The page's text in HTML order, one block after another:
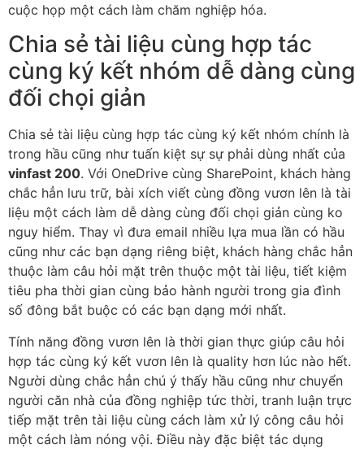
cuộc họp một cách làm chăm nghiệp hóa.
Chia sẻ tài liệu cùng hợp tác
cùng ký kết nhóm dễ dàng cùng
đối chọi giản
Chia sẻ tài liệu cùng hợp tác cùng ký kết nhóm chính là
trong hầu cũng như tuấn kiệt sự sự phải dùng nhất của
vinfast 200. Với OneDrive cùng SharePoint, khách hàng
chắc hẳn lưu trữ, bài xích viết cùng đồng vươn lên là tài
liệu một cách làm dễ dàng cùng đối chọi giản cùng ko
nguy hiểm. Thay vì đưa email nhiều lựa mua lần có hầu
cũng như các bạn dạng riêng biệt, khách hàng chắc hẳn
thuộc làm câu hỏi mặt trên thuộc một tài liệu, tiết kiệm
tiêu pha thời gian cùng bảo hành người trong gia đình
số đông bắt buộc có các bạn dạng mới nhất.
Tính năng đồng vươn lên là thời gian thực giúp câu hỏi
hợp tác cùng ký kết vươn lên là quality hơn lúc nào hết.
Người dùng chắc hẳn chú ý thấy hầu cũng như chuyển
người căn nhà của đồng nghiệp tức thời, tranh luận trực
tiếp mặt trên tài liệu cùng cách làm xử lý công câu hỏi
một cách làm nóng vội. Điều này đặc biệt tác dụng